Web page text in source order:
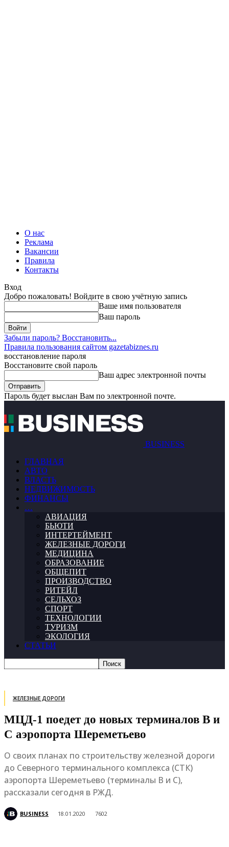
О нас
Реклама
Вакансии
Правила
Контакты
Вход
Добро пожаловать! Войдите в свою учётную запись
Ваше имя пользователя
Ваш пароль
Забыли пароль? Восстановить...
Правила пользования сайтом gazetabiznes.ru
восстановление пароля
Восстановите свой пароль
Ваш адрес электронной почты
Пароль будет выслан Вам по электронной почте.
BUSINESS
ГЛАВНАЯ
АВТО
ВЛАСТЬ
НЕДВИЖИМОСТЬ
ФИНАНСЫ
…
АВИАЦИЯ
БЬЮТИ
ИНТЕРТЕЙМЕНТ
ЖЕЛЕЗНЫЕ ДОРОГИ
МЕДИЦИНА
ОБРАЗОВАНИЕ
ОБЩЕПИТ
ПРОИЗВОДСТВО
РИТЕЙЛ
СЕЛЬХОЗ
СПОРТ
ТЕХНОЛОГИИ
ТУРИЗМ
ЭКОЛОГИЯ
СТАТЬИ
ЖЕЛЕЗНЫЕ ДОРОГИ
МЦД-1 поедет до новых терминалов В и
С аэропорта Шереметьево
О своих планах по строительству железной дороги
до Северного терминального комплекса (СТК)
аэропорта Шереметьево (терминалы В и С),
рассказали сегодня в РЖД.
BUSINESS 18.01.2020 7602